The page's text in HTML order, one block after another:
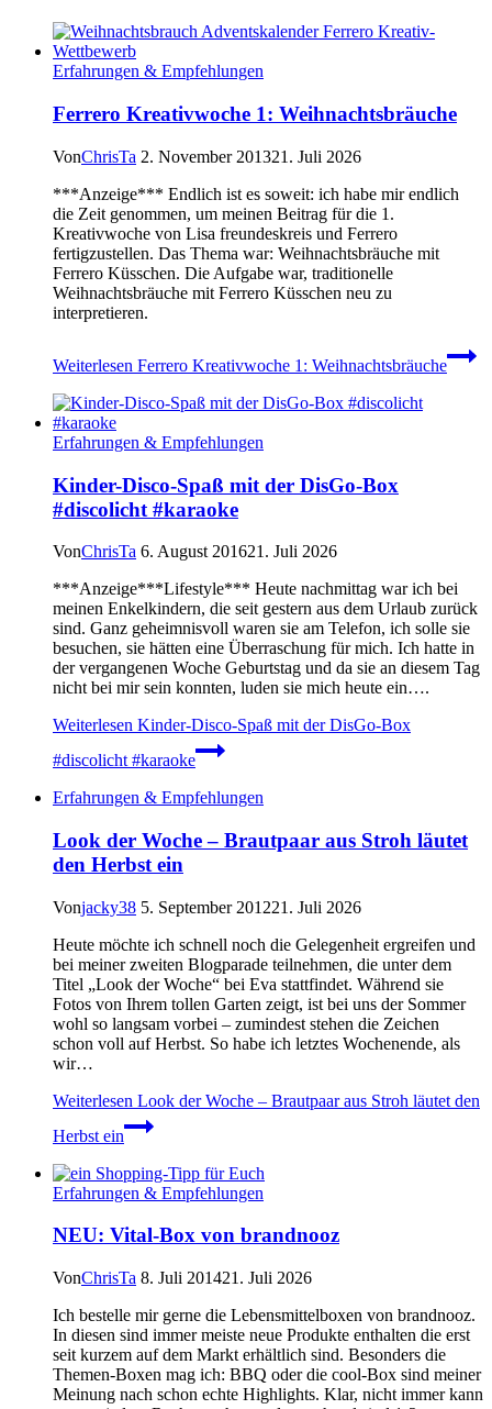
Erfahrungen & Empfehlungen
Ferrero Kreativwoche 1: Weihnachtsbräuche
VonChrisTa 2. November 201321. Juli 2026
***Anzeige*** Endlich ist es soweit: ich habe mir endlich
die Zeit genommen, um meinen Beitrag für die 1.
Kreativwoche von Lisa freundeskreis und Ferrero
fertigzustellen. Das Thema war: Weihnachtsbräuche mit
Ferrero Küsschen. Die Aufgabe war, traditionelle
Weihnachtsbräuche mit Ferrero Küsschen neu zu
interpretieren.
Weiterlesen Ferrero Kreativwoche 1: Weihnachtsbräuche
Erfahrungen & Empfehlungen
Kinder-Disco-Spaß mit der DisGo-Box
#discolicht #karaoke
VonChrisTa 6. August 201621. Juli 2026
***Anzeige***Lifestyle*** Heute nachmittag war ich bei
meinen Enkelkindern, die seit gestern aus dem Urlaub zurück
sind. Ganz geheimnisvoll waren sie am Telefon, ich solle sie
besuchen, sie hätten eine Überraschung für mich. Ich hatte in
der vergangenen Woche Geburtstag und da sie an diesem Tag
nicht bei mir sein konnten, luden sie mich heute ein….
Weiterlesen Kinder-Disco-Spaß mit der DisGo-Box
#discolicht #karaoke
Erfahrungen & Empfehlungen
Look der Woche – Brautpaar aus Stroh läutet
den Herbst ein
Vonjacky38 5. September 201221. Juli 2026
Heute möchte ich schnell noch die Gelegenheit ergreifen und
bei meiner zweiten Blogparade teilnehmen, die unter dem
Titel „Look der Woche“ bei Eva stattfindet. Während sie
Fotos von Ihrem tollen Garten zeigt, ist bei uns der Sommer
wohl so langsam vorbei – zumindest stehen die Zeichen
schon voll auf Herbst. So habe ich letztes Wochenende, als
wir…
Weiterlesen Look der Woche – Brautpaar aus Stroh läutet den
Herbst ein
Erfahrungen & Empfehlungen
NEU: Vital-Box von brandnooz
VonChrisTa 8. Juli 201421. Juli 2026
Ich bestelle mir gerne die Lebensmittelboxen von brandnooz.
In diesen sind immer meiste neue Produkte enthalten die erst
seit kurzem auf dem Markt erhältlich sind. Besonders die
Themen-Boxen mag ich: BBQ oder die cool-Box sind meiner
Meinung nach schon echte Highlights. Klar, nicht immer kann